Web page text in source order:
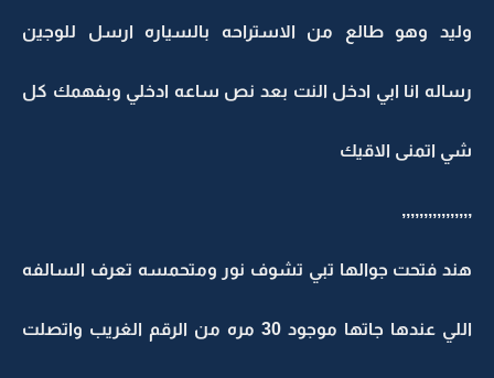
وليد وهو طالع من الاستراحه بالسياره ارسل للوجين
رساله انا ابي ادخل النت بعد نص ساعه ادخلي وبفهمك كل
شي اتمنى الاقيك
,,,,,,,,,,,,,,,,
هند فتحت جوالها تبي تشوف نور ومتحمسه تعرف السالفه
اللي عندها جاتها موجود 30 مره من الرقم الغريب واتصلت